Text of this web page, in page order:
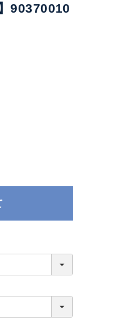
90370010